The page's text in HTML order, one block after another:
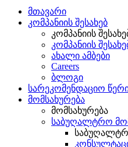
მთავარი
კომპანიის შესახებ
კომპანიის
კომპანიის
ახალი ამბები
Careers
ბლოგი
სარეკომენდაციო
მომსახურება
მომსახურება
საბუღალტრო